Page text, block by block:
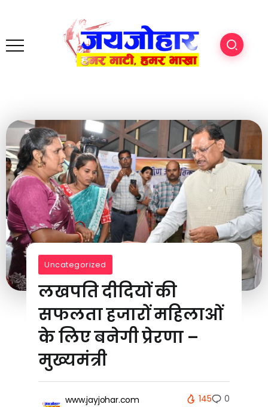
Uncategorized
लखपति दीदियों की
सफलता हजारों महिलाओं
के लिए बनेगी प्रेरणा –
मुख्यमंत्री
www.jayjohar.com 145 0